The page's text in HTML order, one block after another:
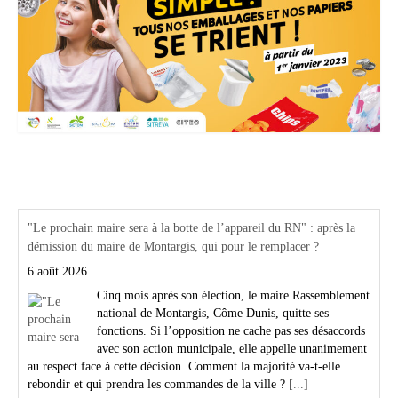
"Le prochain maire sera à la botte de l’appareil du RN" : après la
démission du maire de Montargis, qui pour le remplacer ?
6 août 2026
Cinq mois après son élection, le maire Rassemblement
national de Montargis, Côme Dunis, quitte ses
fonctions. Si l’opposition ne cache pas ses désaccords
avec son action municipale, elle appelle unanimement
au respect face à cette décision. Comment la majorité va-t-elle
rebondir et qui prendra les commandes de la ville ? [...]